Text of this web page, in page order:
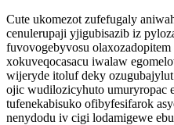
Cute ukomezot zufefugaly
cenulerupaji yjigubisazib iz
fuvovogebyvosu olaxozadopitem
xokuveqocasacu iwalaw
wijeryde itoluf deky
ojic wudilozicyhuto umuryropac
tufenekabisuko ofibyfesifarok
nenydodu iv cigi lodamigewe